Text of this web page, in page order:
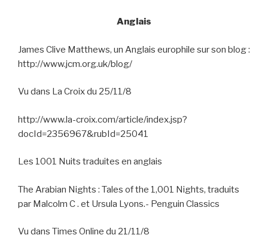
Anglais
James Clive Matthews, un Anglais europhile sur son blog :
http://www.jcm.org.uk/blog/
Vu dans La Croix du 25/11/8
http://www.la-croix.com/article/index.jsp?
docId=2356967&rubId=25041
Les 1001 Nuits traduites en anglais
The Arabian Nights : Tales of the 1,001 Nights, traduits
par Malcolm C . et Ursula Lyons.- Penguin Classics
Vu dans Times Online du 21/11/8